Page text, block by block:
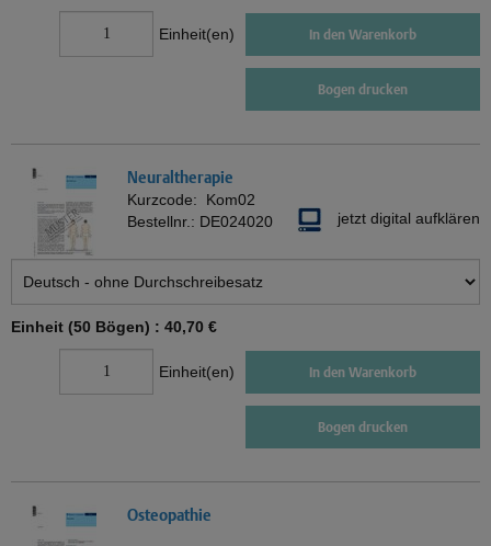
Einheit(en) In den Warenkorb
Bogen drucken
Neuraltherapie
Kurzcode: Kom02
Bestellnr.: DE024020 jetzt digital aufklären
Einheit (50 Bögen) : 40,70 €
Einheit(en) In den Warenkorb
Bogen drucken
Osteopathie